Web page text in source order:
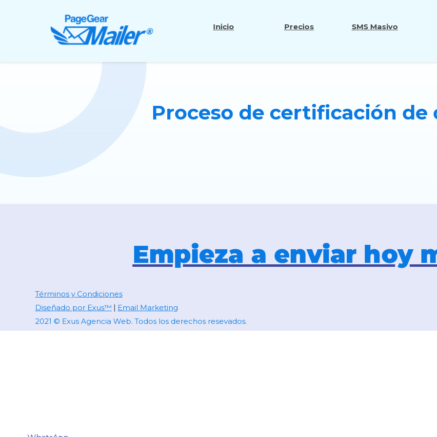
Inicio Precios SMS Masivo
Proceso de certificación de
Empieza a enviar hoy
Términos y Condiciones
Diseñado por Exus™
Email Marketing
2021 © Exus Agencia Web. Todos los derechos resevados.